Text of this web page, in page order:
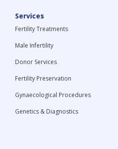
Services
Fertility Treatments
Male Infertility
Donor Services
Fertility Preservation
Gynaecological Procedures
Genetics & Diagnostics